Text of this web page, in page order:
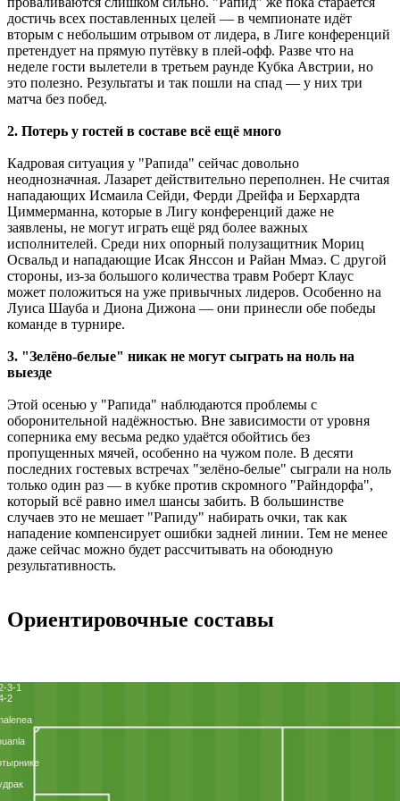
достичь всех поставленных целей ― в чемпионате идёт
вторым с небольшим отрывом от лидера, в Лиге конференций
претендует на прямую путёвку в плей-офф. Разве что на
неделе гости вылетели в третьем раунде Кубка Австрии, но
это полезно. Результаты и так пошли на спад ― у них три
матча без побед.
2. Потерь у гостей в составе всё ещё много
Кадровая ситуация у "Рапида" сейчас довольно
неоднозначная. Лазарет действительно переполнен. Не считая
нападающих Исмаила Сейди, Ферди Дрейфа и Берхардта
Циммерманна, которые в Лигу конференций даже не
заявлены, не могут играть ещё ряд более важных
исполнителей. Среди них опорный полузащитник Мориц
Освальд и нападающие Исак Янссон и Райан Ммаэ. С другой
стороны, из-за большого количества травм Роберт Клаус
может положиться на уже привычных лидеров. Особенно на
Луиса Шауба и Диона Дижона ― они принесли обе победы
команде в турнире.
3. "Зелёно-белые" никак не могут сыграть на ноль на
выезде
Этой осенью у "Рапида" наблюдаются проблемы с
оборонительной надёжностью. Вне зависимости от уровня
соперника ему весьма редко удаётся обойтись без
пропущенных мячей, особенно на чужом поле. В десяти
последних гостевых встречах "зелёно-белые" сыграли на ноль
только один раз ― в кубке против скромного "Райндорфа",
который всё равно имел шансы забить. В большинстве
случаев это не мешает "Рапиду" набирать очки, так как
нападение компенсирует ошибки задней линии. Тем не менее
даже сейчас можно будет рассчитывать на обоюдную
результативность.
Ориентировочные составы
3-1
2